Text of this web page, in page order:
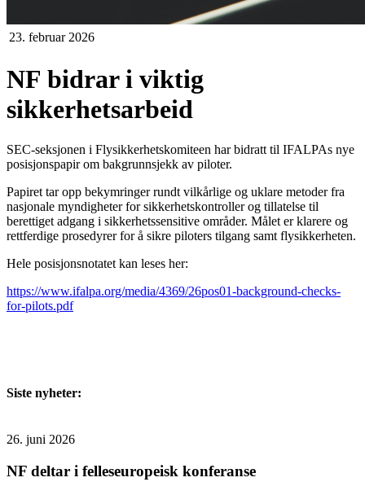
23. februar 2026
NF bidrar i viktig
sikkerhetsarbeid
SEC-seksjonen i Flysikkerhetskomiteen har bidratt til IFALPAs nye
posisjonspapir om bakgrunnsjekk av piloter.
Papiret tar opp bekymringer rundt vilkårlige og uklare metoder fra
nasjonale myndigheter for sikkerhetskontroller og tillatelse til
berettiget adgang i sikkerhetssensitive områder. Målet er klarere og
rettferdige prosedyrer for å sikre piloters tilgang samt flysikkerheten.
Hele posisjonsnotatet kan leses her:
https://www.ifalpa.org/media/4369/26pos01-background-checks-
for-pilots.pdf
Siste nyheter:
26. juni 2026
NF deltar i felleseuropeisk konferanse